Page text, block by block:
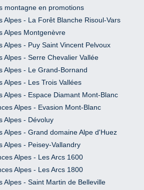
montagne en promotions
Alpes - La Forêt Blanche Risoul-Vars
Alpes Montgenèvre
Alpes - Puy Saint Vincent Pelvoux
Alpes - Serre Chevalier Vallée
Alpes - Le Grand-Bornand
Alpes - Les Trois Vallées
Alpes - Espace Diamant Mont-Blanc
Alpes - Evasion Mont-Blanc
Alpes - Dévoluy
Alpes - Grand domaine Alpe d'Huez
Alpes - Peisey-Vallandry
Alpes - Les Arcs 1600
Alpes - Les Arcs 1800
Alpes - Saint Martin de Belleville